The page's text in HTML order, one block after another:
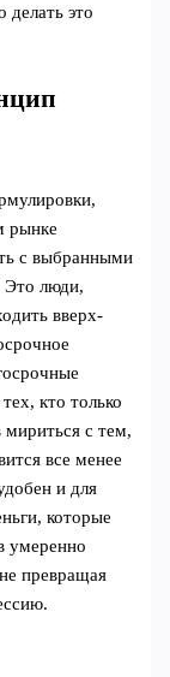
делать это
рынке
с выбранными
Это люди,
вверх-
кто только
мириться с тем,
все менее
и для
которые
умеренно
превращая